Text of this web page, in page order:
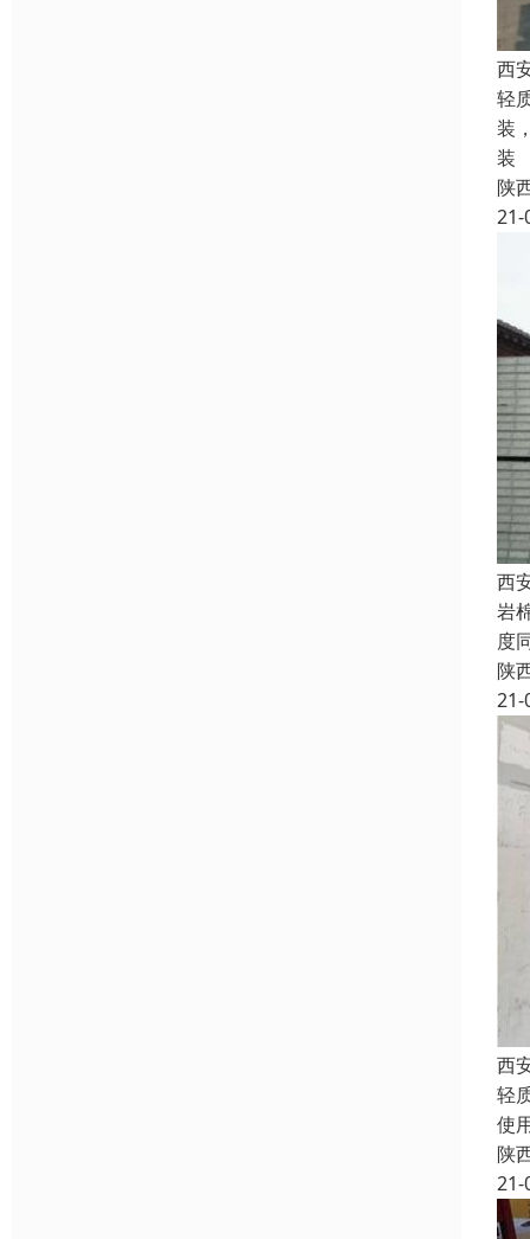
西
轻
装
装
陕
21-
西
岩
度
陕
21-
西
轻
使
陕
21-